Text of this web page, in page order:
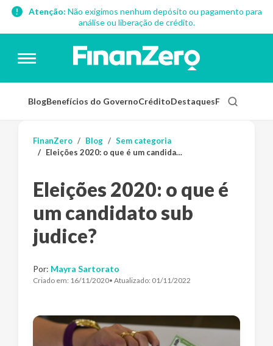
Atenção: Não exigimos nenhum depósito ou pagamento para
análise ou liberação de crédito.
BlogBenefícios do GovernoCréditoDestaquesFinanças
FinanZero Blog
Sem categoria
Eleições 2020: o que é um candidato sub judice?
Eleições 2020: o que é
um candidato sub
judice?
Por: Mayra Sartorato
Criado em: 16/11/2020• Atualizado: 01/11/2022